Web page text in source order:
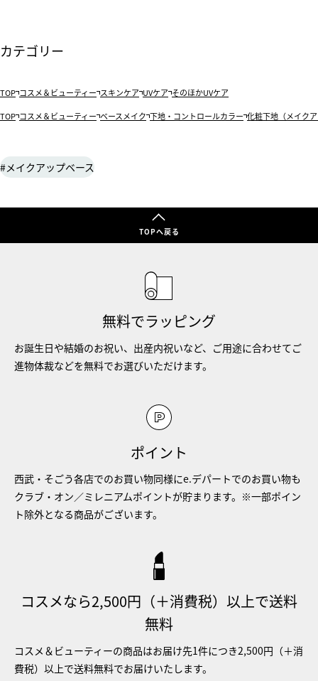
カテゴリー
TOP コスメ＆ビューティー スキンケア UVケア そのほかUVケア
TOP コスメ＆ビューティー ベースメイク 下地・コントロールカラー 化粧下地（メイク
メイクアップベース
TOPへ戻る
無料でラッピング
お誕生日や結婚のお祝い、出産内祝いなど、ご用途に合わせてご
進物体裁などを無料でお選びいただけます。
ポイント
西武・そごう各店でのお買い物同様にe.デパートでのお買い物も
クラブ・オン／ミレニアムポイントが貯まります。※一部ポイン
ト除外となる商品がございます。
コスメなら2,500円（＋消費税）以上で送料
無料
コスメ＆ビューティーの商品はお届け先1件につき2,500円（＋消
費税）以上で送料無料でお届けいたします。